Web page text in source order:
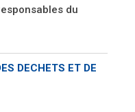
du
DECHETS ET DE